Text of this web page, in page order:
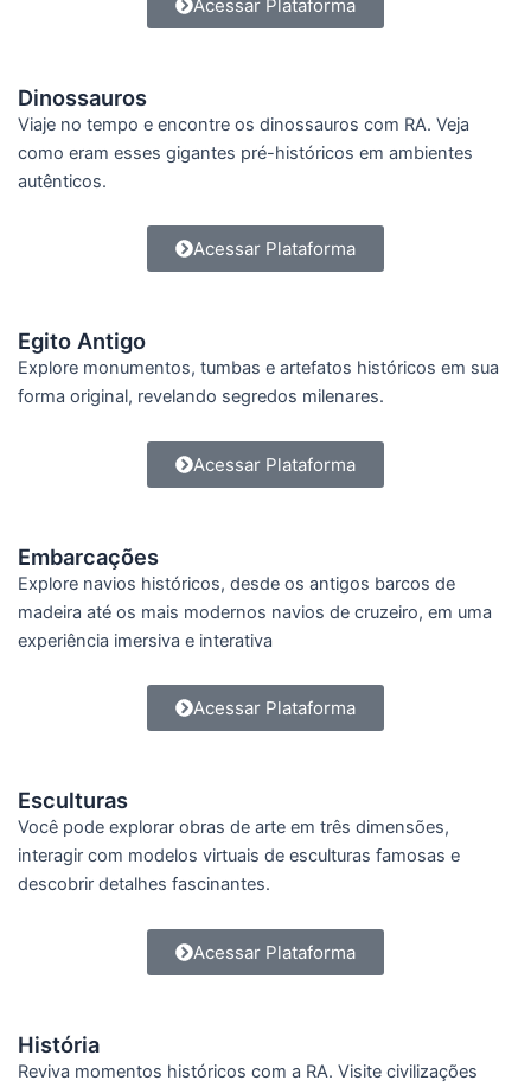
Acessar Plataforma
Dinossauros
Viaje no tempo e encontre os dinossauros com RA. Veja
como eram esses gigantes pré-históricos em ambientes
autênticos.
Acessar Plataforma
Egito Antigo
Explore monumentos, tumbas e artefatos históricos em sua
forma original, revelando segredos milenares.
Acessar Plataforma
Embarcações
Explore navios históricos, desde os antigos barcos de
madeira até os mais modernos navios de cruzeiro, em uma
experiência imersiva e interativa
Acessar Plataforma
Esculturas
Você pode explorar obras de arte em três dimensões,
interagir com modelos virtuais de esculturas famosas e
descobrir detalhes fascinantes.
Acessar Plataforma
História
Reviva momentos históricos com a RA. Visite civilizações